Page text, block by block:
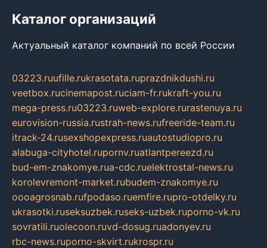
Каталог организаций
Актуальный каталог компаний по всей России
03223.ruufille.rukrasotata.ruprazdnikdushi.ru
veetbox.rucinemapost.ruciam-fr.rukraft-you.ru
mega-press.ru03223.ruweb-explore.rurastenuya.ru
eurovision-russia.rustrah-news.rufreeride-team.ru
itrack-24.rusexshopexpress.ruautostudiopro.ru
alabuga-cityhotel.rupornv.ruatlantpereezd.ru
bud-em-znakomye.rua-cdc.ruelektrostal-news.ru
korolevremont-market.rubudem-znakomye.ru
oooagrosnab.rufpodaso.ruemfire.rupro-otdelky.ru
ukrasotki.ruseksuzbek.ruseks-uzbek.ruporno-vk.ru
sovratili.ruolecoon.ruvd-dosug.ruadonyev.ru
rbc-news.ruporno-skvirt.rukrospr.ru